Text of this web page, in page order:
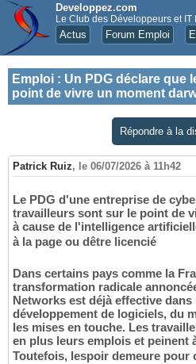
Developpez.com
Le Club des Développeurs et IT
Actus Forum Emploi
Emploi : Un PDG déclare que
point de vivre un moment
Répondre à la
Patrick Ruiz, le 06/07/2026 à 11h42
Le PDG d'une entreprise de
travailleurs sont sur le point de
à cause de l'intelligence
à la page ou dêtre licencié
Dans certains pays comme la
transformation radicale
Networks est déjà effective dans
développement de logiciels, du
les mises en touche. Les
en plus leurs emplois et peinent
Toutefois, lespoir demeure pour